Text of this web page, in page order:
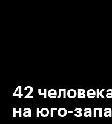
42
на юго-